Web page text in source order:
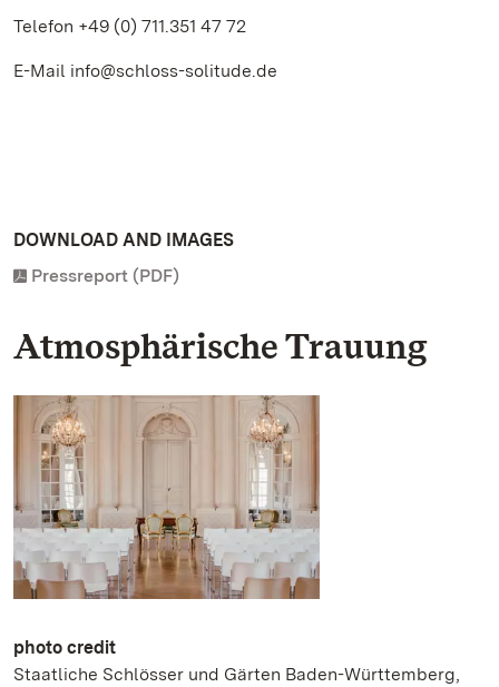
Telefon +49 (0) 711.351 47 72
E-Mail info@schloss-solitude.de
DOWNLOAD AND IMAGES
Pressreport (PDF)
Atmosphärische Trauung
photo credit
Staatliche Schlösser und Gärten Baden-Württemberg,